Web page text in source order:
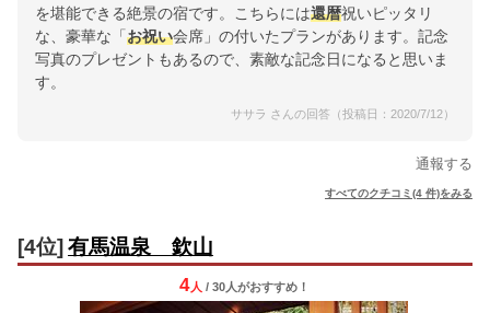
を堪能できる絶景の宿です。こちらには還暦祝いピッタリ
な、豪華な「 お祝い会席」の付いたプランがあります。記念
写真のプレゼントもあるので、素敵な記念日になると思いま
す。
ササラ さんの回答（投稿日：2020/7/12）
通報する
すべてのクチコミ(4 件)をみる
[4位] 有馬温泉 欽山
4人 / 30人がおすすめ！